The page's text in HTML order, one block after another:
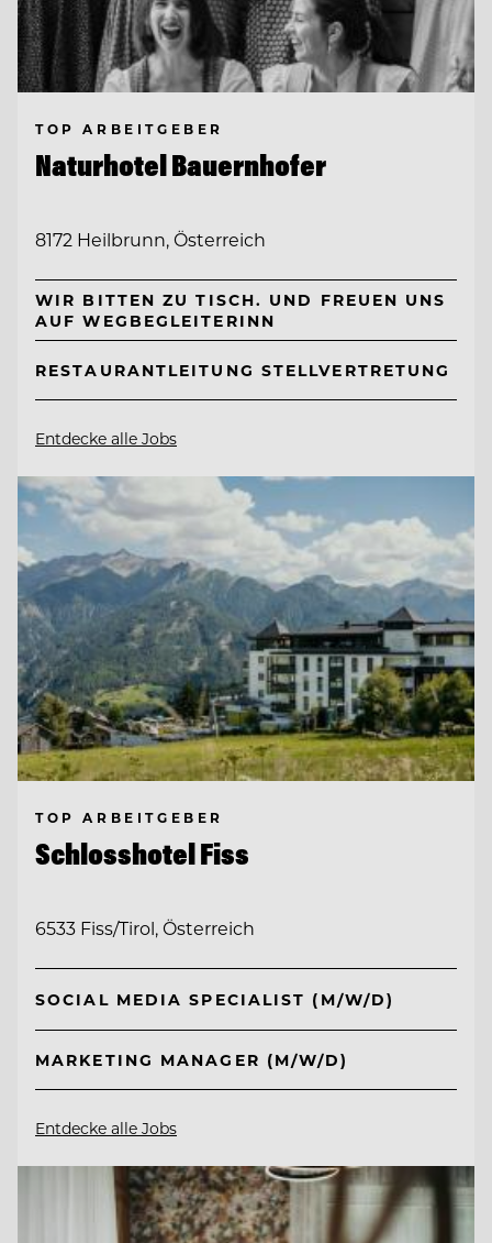
TOP ARBEITGEBER
Naturhotel Bauernhofer
8172 Heilbrunn, Österreich
WIR BITTEN ZU TISCH. UND FREUEN UNS
AUF WEGBEGLEITERINN
RESTAURANTLEITUNG STELLVERTRETUNG
Entdecke alle Jobs
TOP ARBEITGEBER
Schlosshotel Fiss
6533 Fiss/Tirol, Österreich
SOCIAL MEDIA SPECIALIST (M/W/D)
MARKETING MANAGER (M/W/D)
Entdecke alle Jobs